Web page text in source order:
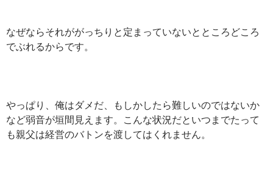
なぜならそれががっちりと定まっていないとところどころ
でぶれるからです。
やっぱり、俺はダメだ、もしかしたら難しいのではないか
など弱音が垣間見えます。こんな状況だといつまでたって
も親父は経営のバトンを渡してはくれません。